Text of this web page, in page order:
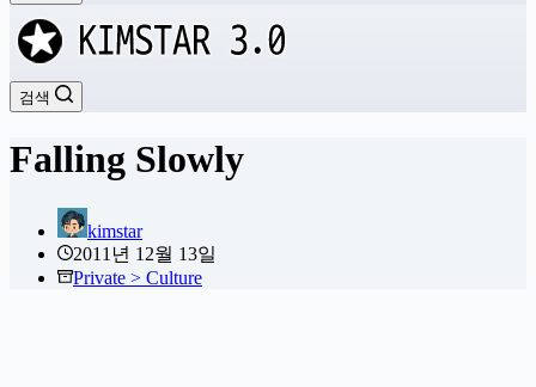
검색
Falling Slowly
kimstar
2011년 12월 13일
Private > Culture